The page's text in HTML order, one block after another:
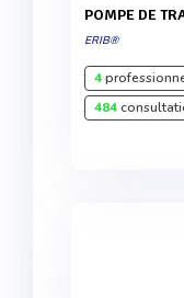
POMPE DE
ERIB®
4
484